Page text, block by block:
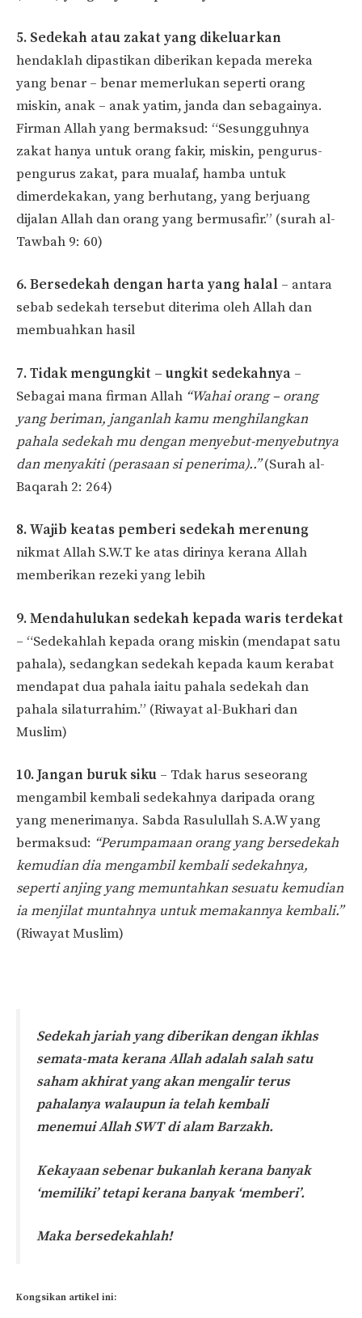
5. Sedekah atau zakat yang dikeluarkan
hendaklah dipastikan diberikan kepada mereka
yang benar – benar memerlukan seperti orang
miskin, anak – anak yatim, janda dan sebagainya.
Firman Allah yang bermaksud: “Sesungguhnya
zakat hanya untuk orang fakir, miskin, pengurus-
pengurus zakat, para mualaf, hamba untuk
dimerdekakan, yang berhutang, yang berjuang
dijalan Allah dan orang yang bermusafir.” (surah al-
Tawbah 9: 60)
6. Bersedekah dengan harta yang halal – antara
sebab sedekah tersebut diterima oleh Allah dan
membuahkan hasil
7. Tidak mengungkit – ungkit sedekahnya –
Sebagai mana firman Allah “Wahai orang – orang
yang beriman, janganlah kamu menghilangkan
pahala sedekah mu dengan menyebut-menyebutnya
dan menyakiti (perasaan si penerima)..”(Surah al-
Baqarah 2: 264)
8. Wajib keatas pemberi sedekah merenung
nikmat Allah S.W.T ke atas dirinya kerana Allah
memberikan rezeki yang lebih
9. Mendahulukan sedekah kepada waris terdekat
– “Sedekahlah kepada orang miskin (mendapat satu
pahala), sedangkan sedekah kepada kaum kerabat
mendapat dua pahala iaitu pahala sedekah dan
pahala silaturrahim.” (Riwayat al-Bukhari dan
Muslim)
10. Jangan buruk siku – Tdak harus seseorang
mengambil kembali sedekahnya daripada orang
yang menerimanya. Sabda Rasulullah S.A.W yang
bermaksud: “Perumpamaan orang yang bersedekah
kemudian dia mengambil kembali sedekahnya,
seperti anjing yang memuntahkan sesuatu kemudian
ia menjilat muntahnya untuk memakannya kembali.”
(Riwayat Muslim)
Sedekah jariah yang diberikan dengan ikhlas
semata-mata kerana Allah adalah salah satu
saham akhirat yang akan mengalir terus
pahalanya walaupun ia telah kembali
menemui Allah SWT di alam Barzakh.
Kekayaan sebenar bukanlah kerana banyak
‘memiliki’ tetapi kerana banyak ‘memberi’.
Maka bersedekahlah!
Kongsikan artikel ini: